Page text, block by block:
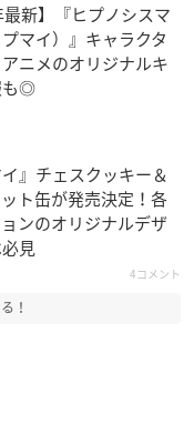
最新】『ヒプノシスマ
マイ）』キャラクタ
ニメのオリジナルキ
も◎
イ』チェスクッキー＆
ト缶が発売決定！各
ンのオリジナルデザ
見
4コメント
！